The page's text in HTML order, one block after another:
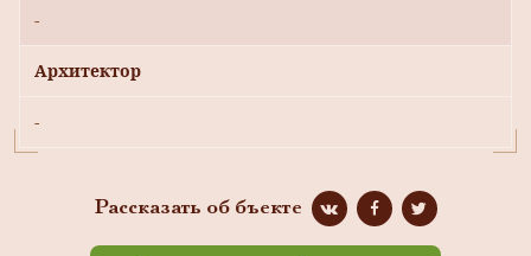
-
Архитектор
-
Рассказать об бъекте